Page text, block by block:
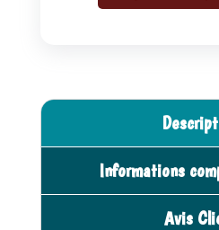
Informations
Avis